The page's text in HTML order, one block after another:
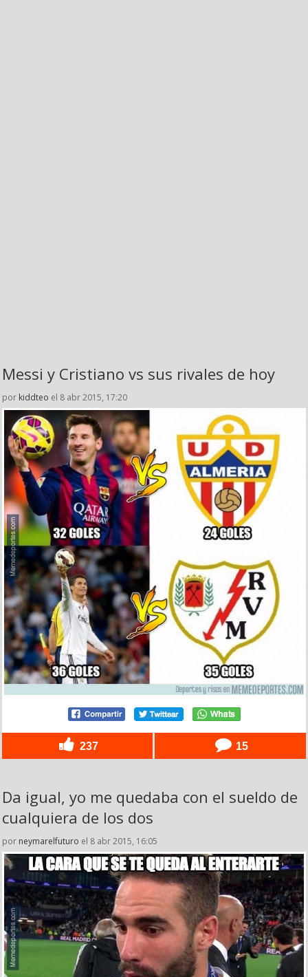
Messi y Cristiano vs sus rivales de hoy
por kiddteo el 8 abr 2015, 17:20
237 15
Da igual, yo me quedaba con el sueldo de
cualquiera de los dos
por neymarelfuturo el 8 abr 2015, 16:05